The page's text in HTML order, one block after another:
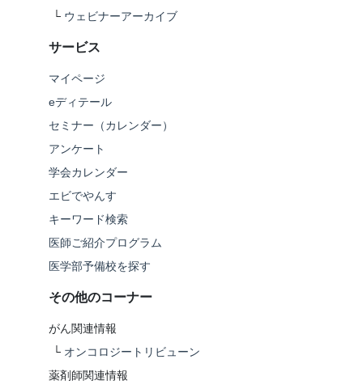
└ ウェビナーアーカイブ
サービス
マイページ
eディテール
セミナー（カレンダー）
アンケート
学会カレンダー
エビでやんす
キーワード検索
医師ご紹介プログラム
医学部予備校を探す
その他のコーナー
がん関連情報
└ オンコロジートリビューン
薬剤師関連情報